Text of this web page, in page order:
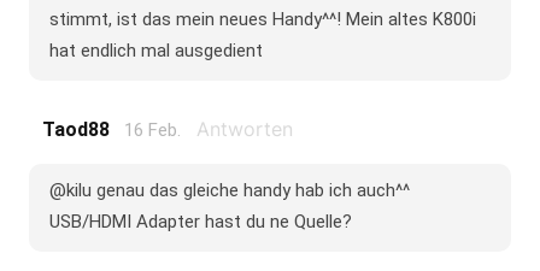
stimmt, ist das mein neues Handy^^! Mein altes K800i
hat endlich mal ausgedient
Taod88 16 Feb. Antworten
@kilu genau das gleiche handy hab ich auch^^
USB/HDMI Adapter hast du ne Quelle?